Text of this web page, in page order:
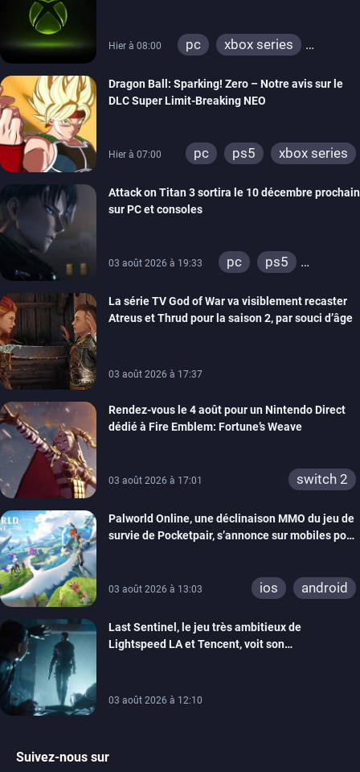
Hier à 08:00 pc
xbox series
Dragon Ball: Sparking! Zero – Notre avis sur le
DLC Super Limit-Breaking NEO
Hier à 07:00 pc ps5 xbox series
Attack on Titan 3 sortira le 10 décembre prochain
sur PC et consoles
03 août 2026 à 19:33 pc
ps5
switch 2
La série TV God of War va visiblement recaster
Atreus et Thrud pour la saison 2, par souci d’âge
03 août 2026 à 17:37
Rendez-vous le 4 août pour un Nintendo Direct
dédié à Fire Emblem: Fortune’s Weave
03 août 2026 à 17:01 switch 2
Palworld Online, une déclinaison MMO du jeu de
survie de Pocketpair, s’annonce sur mobiles pour
03 août 2026 à 13:03 ios android
Last Sentinel, le jeu très ambitieux de
Lightspeed LA et Tencent, voit son
03 août 2026 à 12:10
Suivez-nous sur